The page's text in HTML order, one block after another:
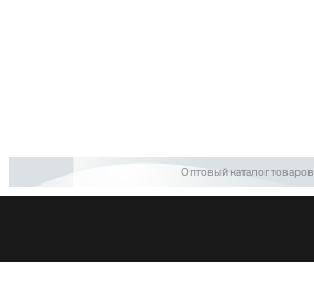
Оптовый каталог товаров